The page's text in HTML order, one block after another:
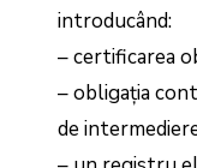
introducând:
– certificarea
– obligația
de